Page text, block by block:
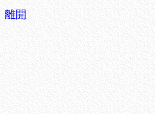
離開